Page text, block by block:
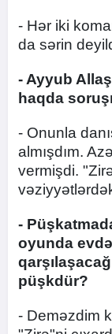
- Hər iki
da sərin
- Ayyub
haqda
- Onunla
almışdım.
vermişdi.
-
oyunda
püşkdür?
- Deməzdim